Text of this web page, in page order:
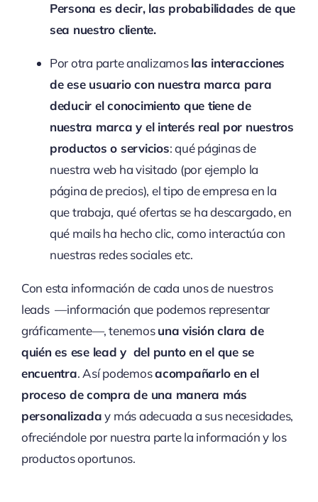
Persona es decir, las probabilidades de que
sea nuestro cliente.
Por otra parte analizamoslas interacciones
de ese usuario con nuestra marca para
deducir el conocimiento que tiene de
nuestra marca y el interés real por nuestros
productos o servicios: qué páginas de
nuestra web ha visitado (por ejemplo la
página de precios), el tipo de empresa en la
que trabaja, qué ofertas se ha descargado, en
qué mails ha hecho clic, como interactúa con
nuestras redes sociales etc.
Con esta información de cada unos de nuestros
leads —información que podemos representar
gráficamente—, tenemosuna visión clara de
quién es ese lead y del punto en el que se
encuentra. Así podemosacompañarlo en el
proceso de compra de una manera más
personalizaday más adecuada a sus necesidades,
ofreciéndole por nuestra parte la información y los
productos oportunos.